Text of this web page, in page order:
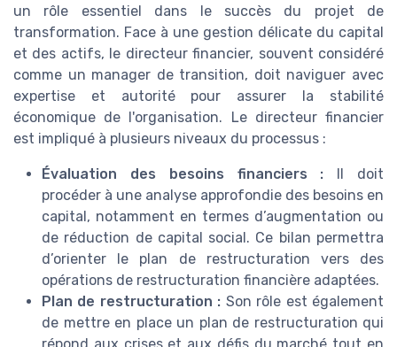
un rôle essentiel dans le succès du projet de
transformation. Face à une gestion délicate du capital
et des actifs, le directeur financier, souvent considéré
comme un manager de transition, doit naviguer avec
expertise et autorité pour assurer la stabilité
économique de l'organisation. Le directeur financier
est impliqué à plusieurs niveaux du processus :
Évaluation des besoins financiers : Il doit
procéder à une analyse approfondie des besoins en
capital, notamment en termes d’augmentation ou
de réduction de capital social. Ce bilan permettra
d’orienter le plan de restructuration vers des
opérations de restructuration financière adaptées.
Plan de restructuration : Son rôle est également
de mettre en place un plan de restructuration qui